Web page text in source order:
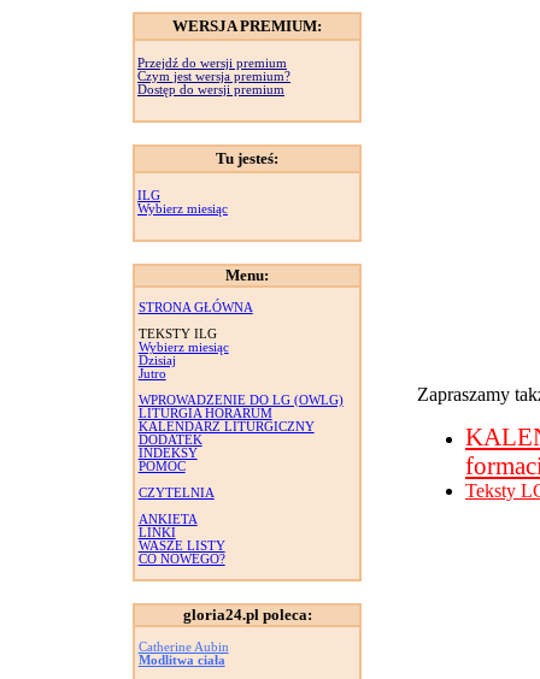
WERSJA PREMIUM:
Przejdź do wersji premium
Czym jest wersja premium?
Dostęp do wersji premium
Tu jesteś:
ILG
Wybierz miesiąc
Menu:
STRONA GŁÓWNA
TEKSTY ILG
Wybierz miesiąc
Dzisiaj
Jutro
WPROWADZENIE DO LG (OWLG)
LITURGIA HORARUM
KALENDARZ LITURGICZNY
DODATEK
INDEKSY
POMOC
CZYTELNIA
ANKIETA
LINKI
WASZE LISTY
CO NOWEGO?
gloria24.pl poleca:
Catherine Aubin
Modlitwa ciała
Zapraszamy
Teksty